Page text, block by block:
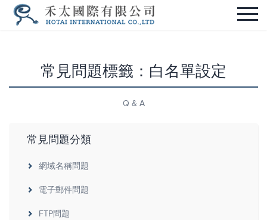
常見問題標籤：白名單設定
Q & A
常見問題分類
網域名稱問題
電子郵件問題
FTP問題